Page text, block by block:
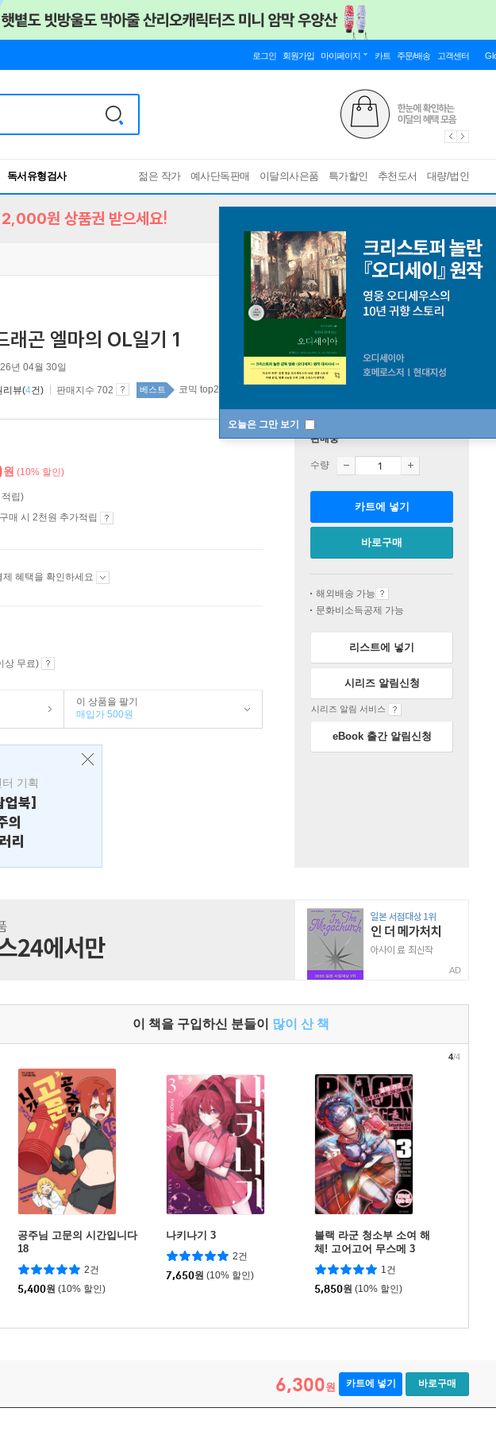
로그인 회원가입 마이페이지 카트 주문/배송 고객센터
독서유형검사
RBTI Lab
젊은 작가 예사단독판매 이달의사은품 특가할인 추천도서 대량/법인
오늘은 그만 보기
원 상품권 받으세요!
래곤 엘마의 OL일기 1
년 04월 30일
리뷰(4건) 판매지수 702 베스트 코믹 top20 1주
원 (10% 할인)
립)
매 시 2천원 추가적립
제 혜택을 확인하세요
상 무료)
이 상품을 팔기
매입가 500원
기획
업북]
의
리
판매중
수량
카트에 넣기
바로구매
해외배송 가능
문화비소득공제 가능
리스트에 넣기
시리즈 알림신청
시리즈 알림 서비스
eBook 출간 알림신청
AD
이 책을 구입하신 분들이 많이 산 책
공주님 고문의 시간입니다
18
2건
5,400원 (10% 할인)
나키나기 3
2건
7,650원 (10% 할인)
블랙 라군 청소부 소여 해
체! 고어고어 무스메 3
1건
5,850원 (10% 할인)
4/4
6,300원 카트에 넣기 바로구매